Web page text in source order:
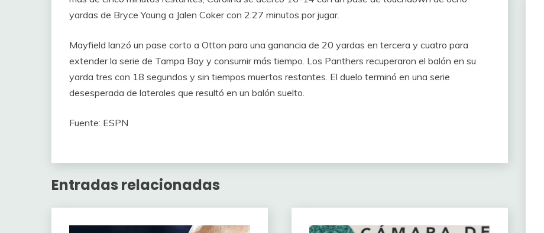
yardas de Bryce Young a Jalen Coker con 2:27 minutos por jugar.
Mayfield lanzó un pase corto a Otton para una ganancia de 20 yardas en tercera y cuatro para
extender la serie de Tampa Bay y consumir más tiempo. Los Panthers recuperaron el balón en su
yarda tres con 18 segundos y sin tiempos muertos restantes. El duelo terminó en una serie
desesperada de laterales que resultó en un balón suelto.
Fuente: ESPN
Entradas relacionadas